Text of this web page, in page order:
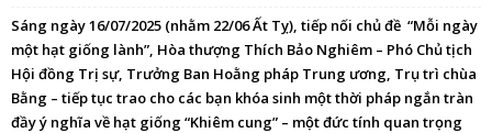
Sáng ngày 16/07/2025 (nhằm 22/06 Ất Tỵ), tiếp nối chủ đề “Mỗi ngày
một hạt giống lành”, Hòa thượng Thích Bảo Nghiêm – Phó Chủ tịch
Hội đồng Trị sự, Trưởng Ban Hoằng pháp Trung ương, Trụ trì chùa
Bằng – tiếp tục trao cho các bạn khóa sinh một thời pháp ngắn tràn
đầy ý nghĩa về hạt giống “Khiêm cung” – một đức tính quan trọng